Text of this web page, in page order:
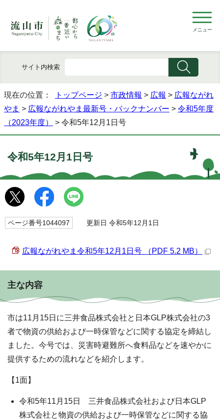
メニュー
サイト内検索
現在の位置： トップページ > 市政情報 > 広報 > 広報ながれ
やま > 広報ながれやま最新号・バックナンバー > 令和5年度
（2023年度）
> 令和5年12月1日号
令和5年12月1日号
ページ番号1044097 更新日 令和5年12月1日
広報ながれやま令和5年12月1日号 （PDF 5.2 MB）
主な内容
市は11月15日に三井食品株式会社と日本GLP株式会社の3
者で物資の供給および一時保管などに関する協定を締結し
ました。今号では、災害時避難所へ食料品などを速やかに
提供するための流れなどを紹介します。
【1面】
令和5年11月15日 三井食品株式会社および日本GLP
株式会社と物資の供給および一時保管などに関する協